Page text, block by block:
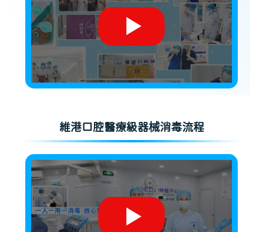
維港口腔醫療級器械消毒流程